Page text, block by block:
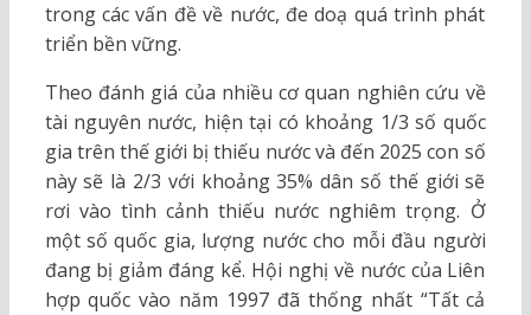
trong các vấn đề về nước, đe doạ quá trình phát
triển bền vững.
Theo đánh giá của nhiều cơ quan nghiên cứu về
tài nguyên nước, hiện tại có khoảng 1/3 số quốc
gia trên thế giới bị thiếu nước và đến 2025 con số
này sẽ là 2/3 với khoảng 35% dân số thế giới sẽ
rơi vào tình cảnh thiếu nước nghiêm trọng. Ở
một số quốc gia, lượng nước cho mỗi đầu người
đang bị giảm đáng kể. Hội nghị về nước của Liên
hợp quốc vào năm 1997 đã thống nhất “Tất cả